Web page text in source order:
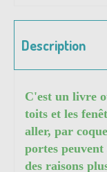
Description
C'est un livre
toits et les
aller, par
portes
des raisons